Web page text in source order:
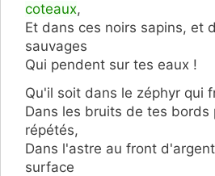
coteaux,
Et dans ces noirs sapins, et
sauvages
Qui pendent sur tes eaux !
Qu'il soit dans le zéphyr qui
Dans les bruits de tes bords
répétés,
Dans l'astre au front
surface